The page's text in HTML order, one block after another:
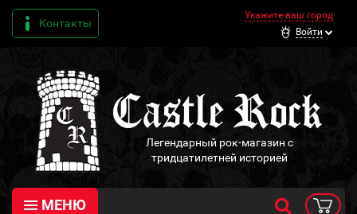
Контакты
Укажите ваш город
Войти
Легендарный рок-магазин с
тридцатилетней историей
МЕНЮ